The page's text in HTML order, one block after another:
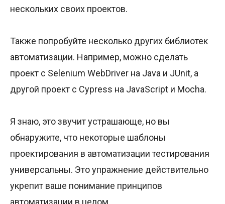
нескольких своих проектов.
Также попробуйте несколько других библиотек
автоматизации. Например, можно сделать
проект с Selenium WebDriver на Java и JUnit, а
другой проект с Cypress на JavaScript и Mocha.
Я знаю, это звучит устрашающе, но вы
обнаружите, что некоторые шаблоны
проектирования в автоматизации тестирования
универсальны. Это упражнение действительно
укрепит ваше понимание принципов
автоматизации в целом.